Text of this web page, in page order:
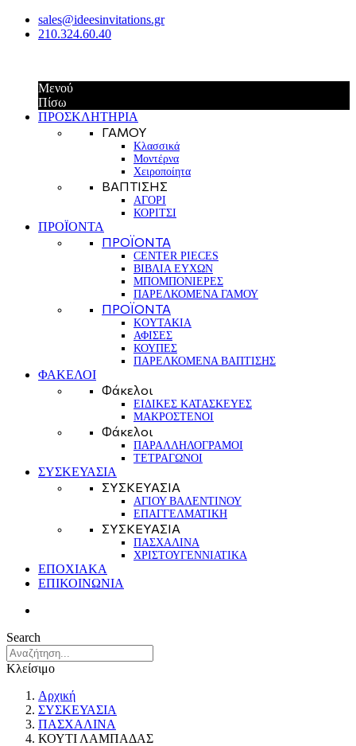
sales@ideesinvitations.gr
210.324.60.40
Μενού
Πίσω
ΠΡΟΣΚΛΗΤΗΡΙΑ
ΓΑΜΟΥ
Κλασσικά
Μοντέρνα
Χειροποίητα
ΒΑΠΤΙΣΗΣ
ΑΓΟΡΙ
ΚΟΡΙΤΣΙ
ΠΡΟΪΟΝΤΑ
ΠΡΟΪΟΝΤΑ
CENTER PIECES
ΒΙΒΛΙΑ ΕΥΧΩΝ
ΜΠΟΜΠΟΝΙΕΡΕΣ
ΠΑΡΕΛΚΟΜΕΝΑ ΓΑΜΟΥ
ΠΡΟΪΟΝΤΑ
KOYTAKIA
ΑΦΙΣΕΣ
ΚΟΥΠΕΣ
ΠΑΡΕΛΚΟΜΕΝΑ ΒΑΠΤΙΣΗΣ
ΦΑΚΕΛΟΙ
Φάκελοι
ΕΙΔΙΚΕΣ ΚΑΤΑΣΚΕΥΕΣ
ΜΑΚΡΟΣΤΕΝΟΙ
Φάκελοι
ΠΑΡΑΛΛΗΛΟΓΡΑΜΟΙ
ΤΕΤΡΑΓΩΝΟΙ
ΣΥΣΚΕΥΑΣΙΑ
ΣΥΣΚΕΥΑΣΙΑ
ΑΓΙΟΥ ΒΑΛΕΝΤΙΝΟΥ
ΕΠΑΓΓΕΛΜΑΤΙΚΗ
ΣΥΣΚΕΥΑΣΙΑ
ΠΑΣΧΑΛΙΝΑ
ΧΡΙΣΤΟΥΓΕΝΝΙΑΤΙΚΑ
ΕΠΟΧΙΑΚΑ
ΕΠΙΚΟΙΝΩΝΙΑ
Search
Κλείσιμο
Αρχική
ΣΥΣΚΕΥΑΣΙΑ
ΠΑΣΧΑΛΙΝΑ
ΚΟΥΤΙ ΛΑΜΠΑΔΑΣ